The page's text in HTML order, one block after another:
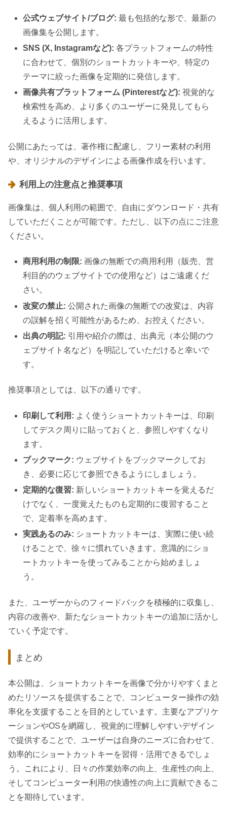
公式ウェブサイト/ブログ: 最も包括的な形で、最新の
画像集を公開します。
SNS (X, Instagramなど): 各プラットフォームの特性
に合わせて、個別のショートカットキーや、特定の
テーマに絞った画像を定期的に発信します。
画像共有プラットフォーム (Pinterestなど): 視覚的な
検索性を高め、より多くのユーザーに発見してもら
えるように活用します。
公開にあたっては、著作権に配慮し、フリー素材の利用
や、オリジナルのデザインによる画像作成を行います。
利用上の注意点と推奨事項
画像集は、個人利用の範囲で、自由にダウンロード・共有
していただくことが可能です。ただし、以下の点にご注意
ください。
商用利用の制限: 画像の無断での商用利用（販売、営
利目的のウェブサイトでの使用など）はご遠慮くだ
さい。
改変の禁止: 公開された画像の無断での改変は、内容
の誤解を招く可能性があるため、お控えください。
出典の明記: 引用や紹介の際は、出典元（本公開のウ
ェブサイト名など）を明記していただけると幸いで
す。
推奨事項としては、以下の通りです。
印刷して利用: よく使うショートカットキーは、印刷
してデスク周りに貼っておくと、参照しやすくなり
ます。
ブックマーク: ウェブサイトをブックマークしてお
き、必要に応じて参照できるようにしましょう。
定期的な復習: 新しいショートカットキーを覚えるだ
けでなく、一度覚えたものも定期的に復習すること
で、定着率を高めます。
実践あるのみ: ショートカットキーは、実際に使い続
けることで、徐々に慣れていきます。意識的にショ
ートカットキーを使ってみることから始めましょ
う。
また、ユーザーからのフィードバックを積極的に収集し、
内容の改善や、新たなショートカットキーの追加に活かし
ていく予定です。
まとめ
本公開は、ショートカットキーを画像で分かりやすくまと
めたリソースを提供することで、コンピューター操作の効
率化を支援することを目的としています。主要なアプリケ
ーションやOSを網羅し、視覚的に理解しやすいデザイン
で提供することで、ユーザーは自身のニーズに合わせて、
効率的にショートカットキーを習得・活用できるでしょ
う。これにより、日々の作業効率の向上、生産性の向上、
そしてコンピューター利用の快適性の向上に貢献できるこ
とを期待しています。